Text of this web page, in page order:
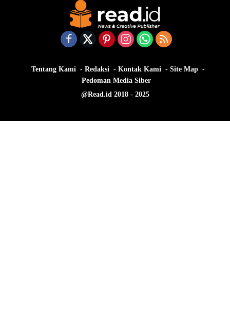
Tentang Kami Redaksi Kontak Kami
Site Map
Pedoman Media Siber
@Read.id 2018 - 2025